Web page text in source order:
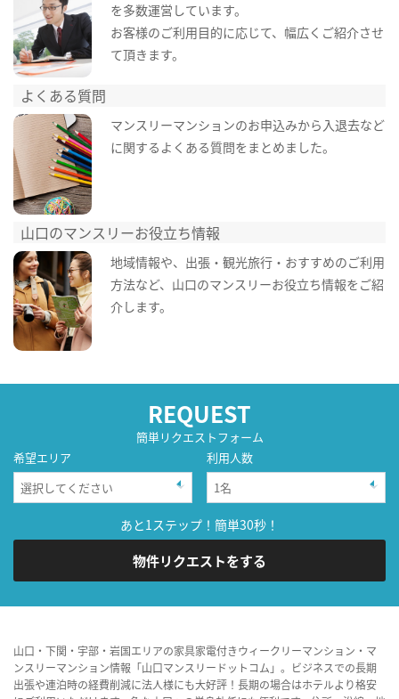
を多数運営しています。
お客様のご利用目的に応じて、幅広くご紹介させ
て頂きます。
よくある質問
マンスリーマンションのお申込みから入退去など
に関するよくある質問をまとめました。
山口のマンスリーお役立ち情報
地域情報や、出張・観光旅行・おすすめのご利用
方法など、山口のマンスリーお役立ち情報をご紹
介します。
REQUEST
簡単リクエストフォーム
希望エリア
利用人数
あと1ステップ！簡単30秒！
物件リクエストをする
山口・下関・宇部・岩国エリアの家具家電付きウィークリーマンション・マ
ンスリーマンション情報「山口マンスリードットコム」。ビジネスでの長期
出張や連泊時の経費削減に法人様にも大好評！長期の場合はホテルより格安